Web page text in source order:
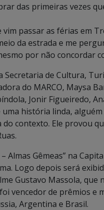
das primeiras vezes
passar as férias em
da estrada e me
por não concordar
de Cultura,
do MARCO, Maysa
Jonir Figueiredo,
história linda,
contexto. Ele provou
Almas Gêmeas” na
Logo depois será
Gustavo Massola,
vencedor de prêmios e
Argentina e Brasil.